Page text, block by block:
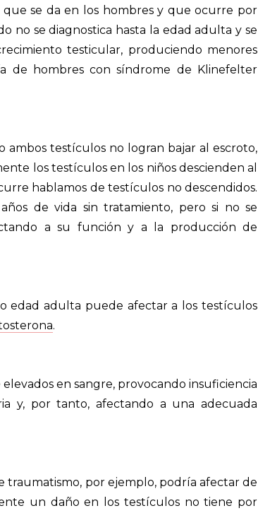
se da en los hombres y que ocurre por
no se diagnostica hasta la edad adulta y se
testicular, produciendo menores
de hombres con síndrome de Klinefelter
testículos no logran bajar al escroto,
los testículos en los niños descienden al
hablamos de testículos no descendidos.
de vida sin tratamiento, pero si no se
a su función y a la producción de
edad adulta puede afectar a los testículos
.
en sangre, provocando insuficiencia
y, por tanto, afectando a una adecuada
traumatismo, por ejemplo, podría afectar de
un daño en los testículos no tiene por